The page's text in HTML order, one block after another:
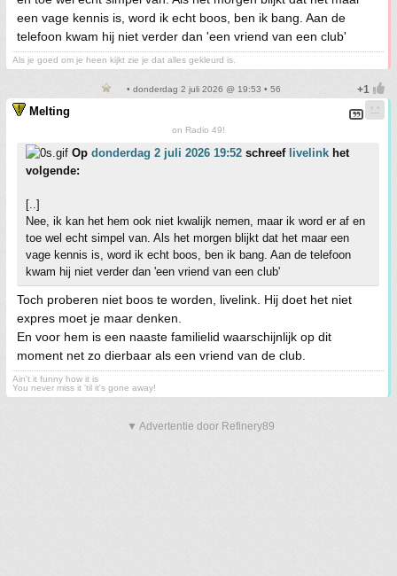
een vage kennis is, word ik echt boos, ben ik bang. Aan de
telefoon kwam hij niet verder dan 'een vriend van een club'
Als je goed om je heen kijkt zie je dat alles gekleurd is.
• donderdag 2 juli 2026 @ 19:53 • 56
Melting
on Radio 49!
Op donderdag 2 juli 2026 19:52 schreef livelink het
volgende:
[..]
Nee, ik kan het hem ook niet kwalijk nemen, maar ik word er af en
toe wel echt simpel van. Als het morgen blijkt dat het maar een
vage kennis is, word ik echt boos, ben ik bang. Aan de telefoon
kwam hij niet verder dan 'een vriend van een club'
Toch proberen niet boos te worden, livelink. Hij doet het niet
expres moet je maar denken.
En voor hem is een naaste familielid waarschijnlijk op dit
moment net zo dierbaar als een vriend van de club.
Ain't it funny how it is
You never miss it 'til it's gone away!
▼ Advertentie door Refinery89